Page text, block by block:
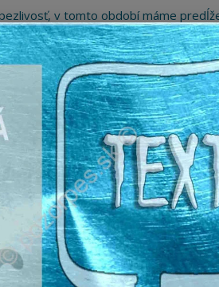
v tomto období máme
malý darček ako
objednávku nad 30€ s kódom
Nerezové pieskované ceduľky